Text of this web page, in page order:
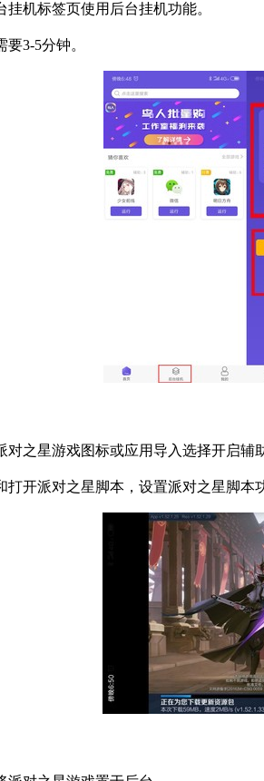
机标签页使用后台挂机功能。
要3-5分钟。
之星游戏图标或应用导入选择开启辅
开派对之星脚本，设置派对之星脚本